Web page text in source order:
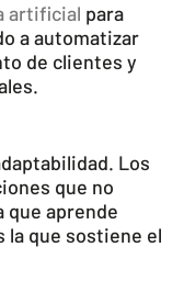
artificial para
a automatizar
de clientes y
Los
que no
que aprende
la que sostiene el